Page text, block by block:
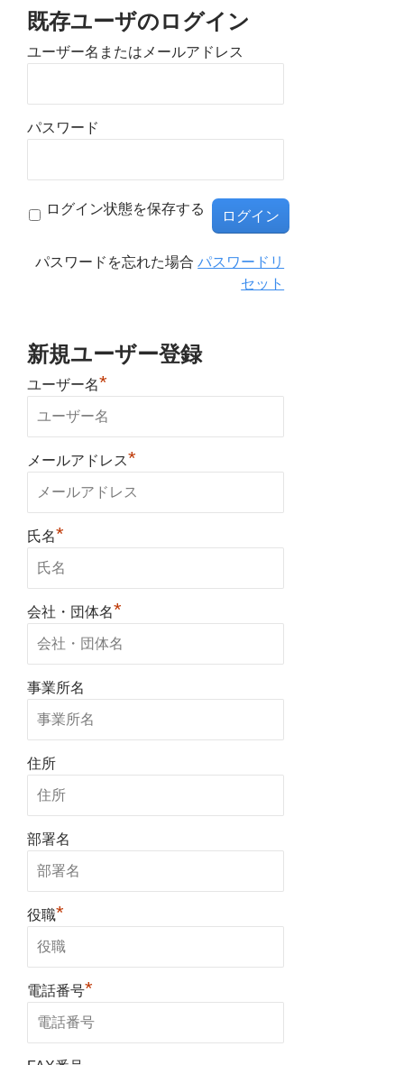
既存ユーザのログイン
ユーザー名またはメールアドレス
パスワード
ログイン状態を保存する
パスワードを忘れた場合パスワードリ
セット
新規ユーザー登録
ユーザー名*
メールアドレス*
氏名*
会社・団体名*
事業所名
住所
部署名
役職*
電話番号*